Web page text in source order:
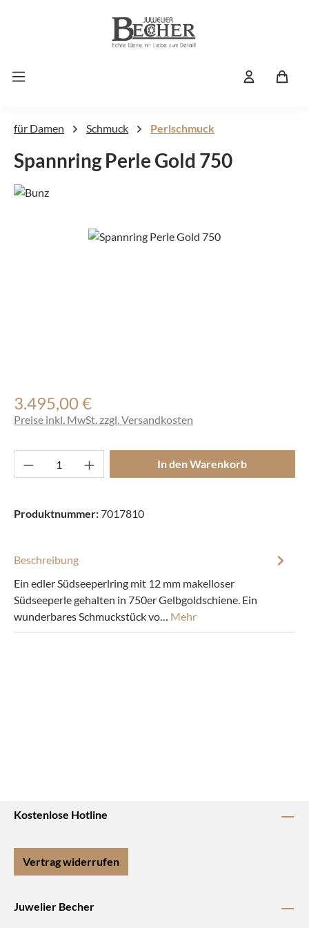
Zum Hauptinhalt springen
für Damen Schmuck Perlschmuck
Spannring Perle Gold 750
Bildergalerie überspringen
Regulärer Preis:
3.495,00 €
Preise inkl. MwSt. zzgl. Versandkosten
Produkt Anzahl: Gib den gewünschten
In den Warenkorb
Produktnummer:7017810
Beschreibung
Ein edler Südseeperlring mit 12 mm makelloser
Südseeperle gehalten in 750er Gelbgoldschiene. Ein
wunderbares Schmuckstück vo… Mehr
Kostenlose Hotline
Vertrag widerrufen
Juwelier Becher